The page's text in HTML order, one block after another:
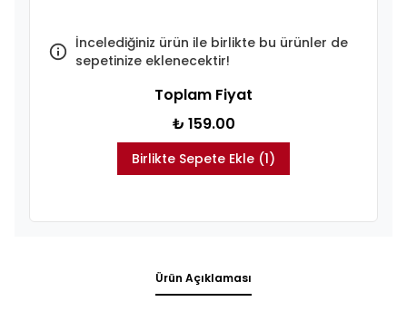
İncelediğiniz ürün ile birlikte bu ürünler de
sepetinize eklenecektir!
Toplam Fiyat
₺ 159.00
Birlikte Sepete Ekle (1)
Ürün Açıklaması